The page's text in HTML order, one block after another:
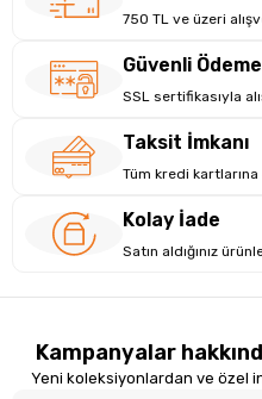
Ferah Nefes Etkisi
rahatsızlıklarını hafifletir. yol
masaj yaparak
rahatlık sağlar..
750 TL ve üzeri
Güvenli Ödeme
SSL sertifikasıyla
Taksit İmkanı
Tüm kredi
Kolay İade
Satın aldığınız
Kampanyalar
Yeni koleksiyonlardan ve özel